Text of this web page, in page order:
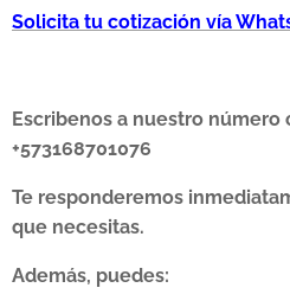
Solicita tu cotización vía
Escribenos a nuestro
+573168701076
Te responderemos
que necesitas.
Además, puedes: